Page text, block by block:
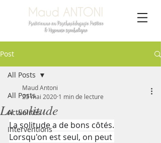
Post
All Posts
Actualités
Interventions
All Posts
La solitude
Maud Antoni
23 mai 2020 1 min de lecture
La solitude a de bons côtés.
Lorsqu'on est seul, on peut